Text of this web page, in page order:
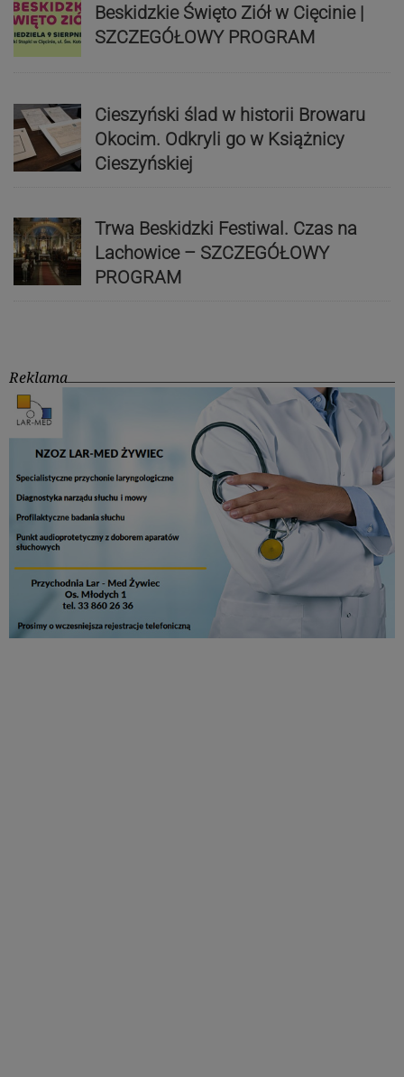
Beskidzkie Święto Ziół w Cięcinie |
SZCZEGÓŁOWY PROGRAM
Cieszyński ślad w historii Browaru
Okocim. Odkryli go w Książnicy
Cieszyńskiej
Trwa Beskidzki Festiwal. Czas na
Lachowice – SZCZEGÓŁOWY
PROGRAM
Reklama